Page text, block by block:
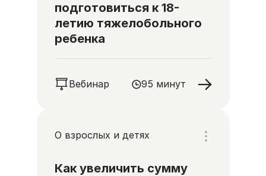
подготовиться к 18-
летию тяжелобольного
ребенка
Вебинар 95 минут
О взрослых и детях
Как увеличить сумму